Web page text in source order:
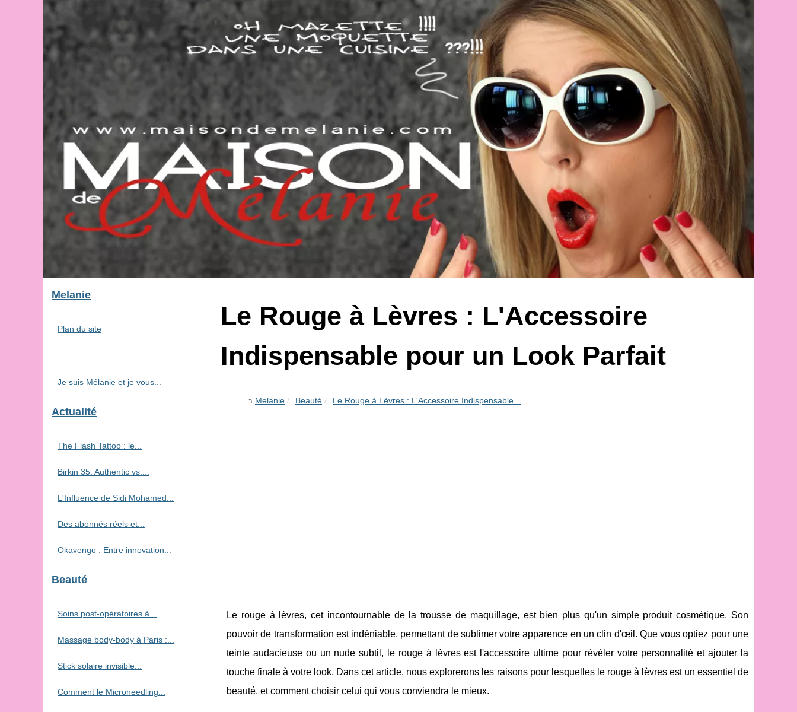
Le Rouge à Lèvres : L'Accessoire
Indispensable pour un Look Parfait
Melanie Beauté Le Rouge à Lèvres : L'Accessoire Indispensable...
Le rouge à lèvres, cet incontournable de la trousse de maquillage, est bien plus qu'un simple produit cosmétique. Son
pouvoir de transformation est indéniable, permettant de sublimer votre apparence en un clin d'œil. Que vous optiez pour une
teinte audacieuse ou un nude subtil, le rouge à lèvres est l'accessoire ultime pour révéler votre personnalité et ajouter la
touche finale à votre look. Dans cet article, nous explorerons les raisons pour lesquelles le rouge à lèvres est un essentiel de
beauté, et comment choisir celui qui vous conviendra le mieux.
Melanie
Plan du site
Je suis Mélanie et je vous...
Actualité
The Flash Tattoo : le...
Birkin 35: Authentic vs....
L'Influence de Sidi Mohamed...
Des abonnés réels et...
Okavengo : Entre innovation...
Beauté
Soins post-opératoires à...
Massage body-body à Paris :...
Stick solaire invisible...
Comment le Microneedling...